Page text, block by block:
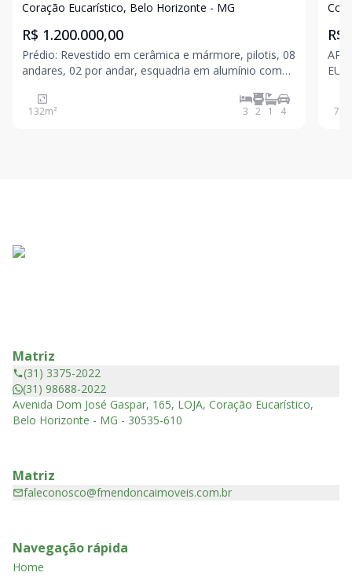
Eucarístico
Coração Eucarístico, Belo Horizonte - MG
R$ 1.200.000,00
Prédio: Revestido em cerâmica e mármore, pilotis, 08
andares, 02 por andar, esquadria em alumínio com
portão eletrônico, gás canalizado, box de despejo,
salão de festas, área gourmet, área livre, hal
132m² 3 2 1 4
R$
EUCARÍSTICO
74
Matriz
(31) 3375-2022
(31) 98688-2022
Avenida Dom José Gaspar, 165, LOJA, Coração Eucarístico,
Belo Horizonte - MG - 30535-610
Matriz
faleconosco@fmendoncaimoveis.com.br
Navegação rápida
Home